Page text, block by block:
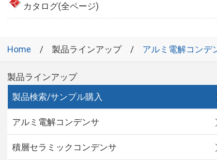
カタログ(全ページ)
Home 製品ラインアップ アルミ電解コンデ
製品ラインアップ
製品検索/サンプル購入
アルミ電解コンデンサ
積層セラミックコンデンサ